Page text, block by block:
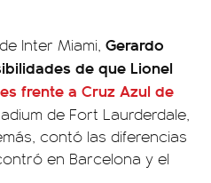
Inter Miami, Gerardo
de que Lionel
frente a Cruz Azul de
de Fort Laurderdale,
contó las diferencias
en Barcelona y el